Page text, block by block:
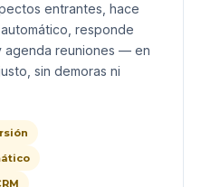
entrantes, hace
responde
agenda reuniones — en
sin demoras ni